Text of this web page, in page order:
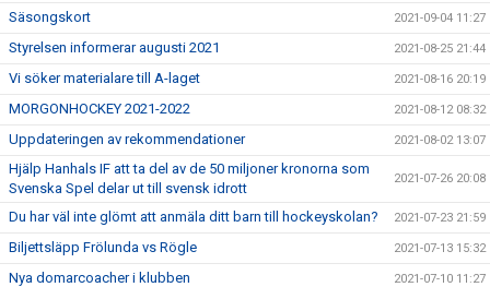
Säsongskort 2021-09-04 11:27
Styrelsen informerar augusti 2021 2021-08-25 21:44
Vi söker materialare till A-laget 2021-08-16 20:19
MORGONHOCKEY 2021-2022 2021-08-12 08:32
Uppdateringen av rekommendationer 2021-08-02 13:07
Hjälp Hanhals IF att ta del av de 50 miljoner kronorna som
Svenska Spel delar ut till svensk idrott
2021-07-26 20:08
Du har väl inte glömt att anmäla ditt barn till hockeyskolan? 2021-07-23 21:59
Biljettsläpp Frölunda vs Rögle 2021-07-13 15:32
Nya domarcoacher i klubben 2021-07-10 11:27